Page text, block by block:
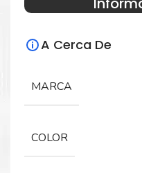
Especificaciones
Para
C8000.
A Cerca De
MARCA
COLOR